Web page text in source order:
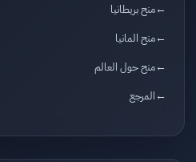
منح بريطانيا
منح المانيا
منح حول العالم
المرجع